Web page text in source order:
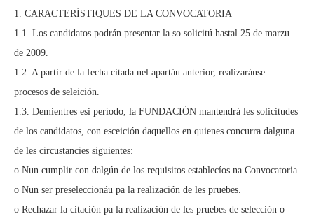
1. CARACTERÍSTIQUES DE LA CONVOCATORIA
1.1. Los candidatos podrán presentar la so solicitú hastal 25 de marzu
de 2009.
1.2. A partir de la fecha citada nel apartáu anterior, realizaránse
procesos de seleición.
1.3. Demientres esi período, la FUNDACIÓN mantendrá les solicitudes
de los candidatos, con esceición daquellos en quienes concurra dalguna
de les circustancies siguientes:
o Nun cumplir con dalgún de los requisitos establecíos na Convocatoria.
o Nun ser preseleccionáu pa la realización de les pruebes.
o Rechazar la citación pa la realización de les pruebes de selección o